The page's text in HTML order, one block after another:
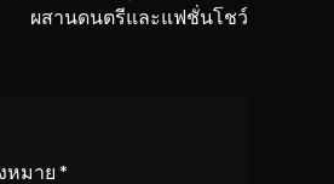
ผสานดนตรีและแฟชั่นโชว์
หมาย *